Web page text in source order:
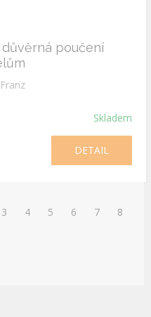
poučení
Skladem
DETAIL
3 4 5 6 7 8